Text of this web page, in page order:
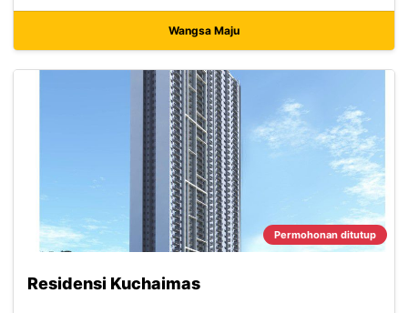
Wangsa Maju
Permohonan ditutup
Residensi Kuchaimas